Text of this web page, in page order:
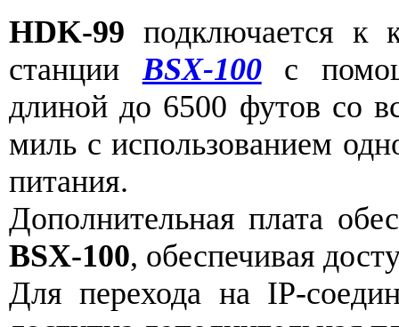
HDK-99 подключается к
станцииBSX-100с
длиной до 6500 футов со
миль с использованием
питания.
Дополнительная плата
BSX-100, обеспечивая
Для перехода на IP-